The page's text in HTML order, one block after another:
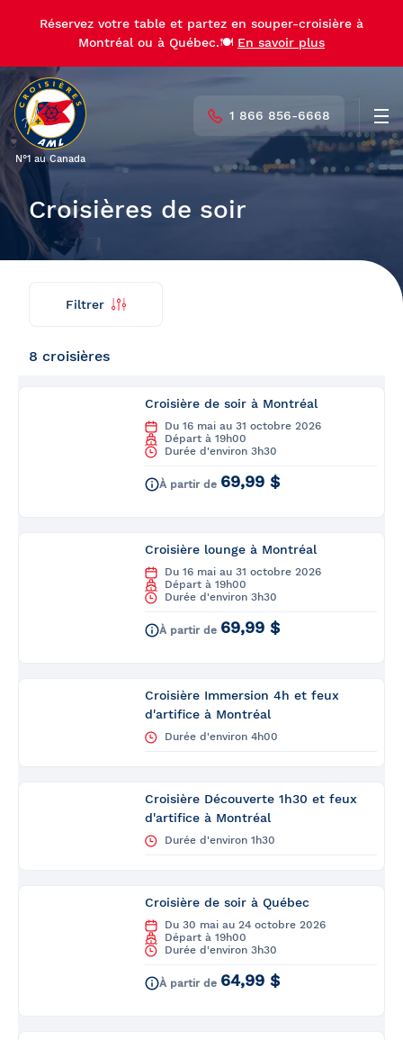
Réservez votre table et partez en souper-croisière à
Montréal ou à Québec.🍽️ En savoir plus
Réservez votre table et partez en souper-croisière à
Montréal ou à Québec.🍽️ En savoir plus
N°1 au Canada
1 866 856-6668
Croisières de soir
Filtrer
8 croisières
Croisière de soir à Montréal
Du 16 mai au 31 octobre 2026
Départ à 19h00
Durée d'environ 3h30
À partir de 69,99 $
Croisière lounge à Montréal
Du 16 mai au 31 octobre 2026
Départ à 19h00
Durée d'environ 3h30
À partir de 69,99 $
Croisière Immersion 4h et feux
d'artifice à Montréal
Durée d'environ 4h00
Croisière Découverte 1h30 et feux
d'artifice à Montréal
Durée d'environ 1h30
Croisière de soir à Québec
Du 30 mai au 24 octobre 2026
Départ à 19h00
Durée d'environ 3h30
À partir de 64,99 $